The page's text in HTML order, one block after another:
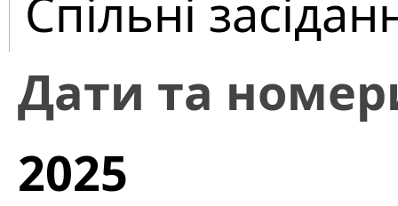
Спільні
Дати та
2025